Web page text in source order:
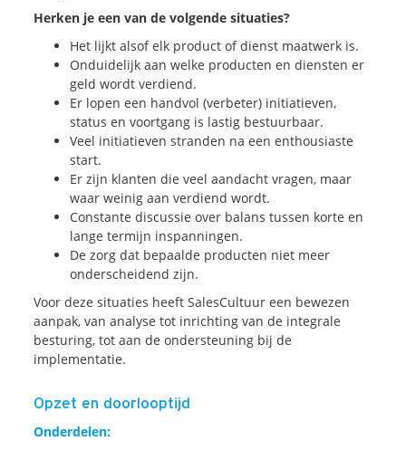
Eenwinnende Tender
op je Toekomst
LeiderschapbijTransformatie
ProgrammaManagement
RolleninSales
Sales DevelopmentProgramma
SalesCultuur
Persoonlijkheidsprofielen
Inspiratie
Blogs
Vlogs
Cases
Neem Contact op
Herken je een van de volgende situaties?
Het lijkt alsof elk product of dienst maatwerk is.
Onduidelijk aan welke producten en diensten er
geld wordt verdiend.
Er lopen een handvol (verbeter) initiatieven,
status en voortgang is lastig bestuurbaar.
Veel initiatieven stranden na een enthousiaste
start.
Er zijn klanten die veel aandacht vragen, maar
waar weinig aan verdiend wordt.
Constante discussie over balans tussen korte en
lange termijn inspanningen.
De zorg dat bepaalde producten niet meer
onderscheidend zijn.
Voor deze situaties heeft SalesCultuur een bewezen
aanpak, van analyse tot inrichting van de integrale
besturing, tot aan de ondersteuning bij de
implementatie.
Opzet en doorlooptijd
Onderdelen: